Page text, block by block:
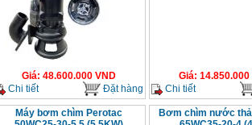
Giá: 48.600.000VND
Chi tiết
Đặt hàng
Giá: 14.850.000
Chi tiết
Máy bơm chìm Perotac
Bơm chìm nước